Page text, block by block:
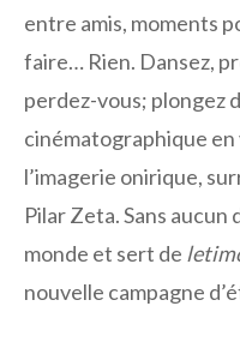
entre amis, moments
faire… Rien. Dansez,
perdez-vous; plongez
cinématographique
l’imagerie onirique,
Pilar Zeta. Sans aucun
monde et sert de
nouvelle campagne